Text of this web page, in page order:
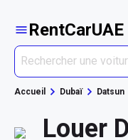
RentCarUAE
Accueil Dubaï Datsun
Louer